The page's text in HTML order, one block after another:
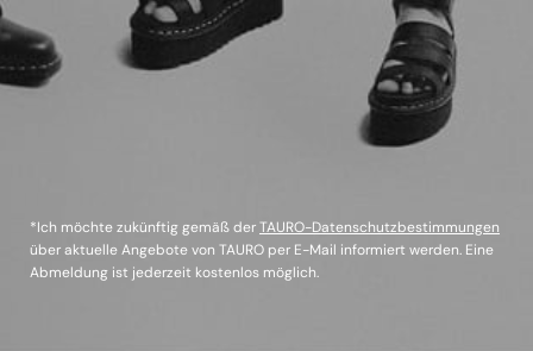
*Ich möchte zukünftig gemäß derTAURO-Datenschutzbestimmungen
über aktuelle Angebote von TAURO per E-Mail informiert werden. Eine
Abmeldung ist jederzeit kostenlos möglich.